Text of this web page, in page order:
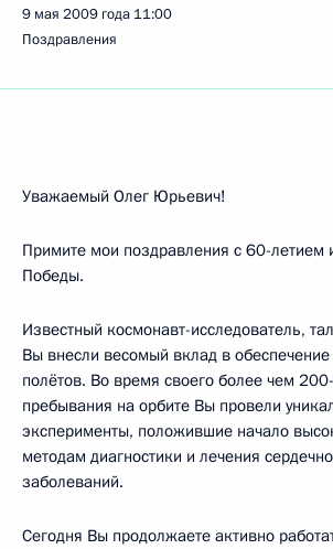
9 мая 2009 года 11:00
Поздравления
Уважаемый Олег Юрьевич!
Примите мои поздравления с 60-летием
Победы.
Известный космонавт-исследователь,
Вы внесли весомый вклад в
полётов. Во время своего более чем
пребывания на орбите Вы провели
эксперименты, положившие начало
методам диагностики и лечения
заболеваний.
Сегодня Вы продолжаете активно